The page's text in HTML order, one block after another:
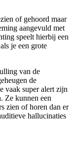
of gehoord maar
aangevuld met
speelt hierbij een
je een grote
van de
de
vaak super alert zijn
Ze kunnen een
zien of horen dan er
hallucinaties